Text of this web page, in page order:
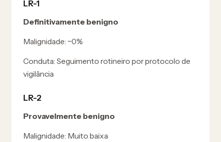
LR-1
Definitivamente benigno
Malignidade: ~0%
Conduta: Seguimento rotineiro por protocolo de
vigilância
LR-2
Provavelmente benigno
Malignidade: Muito baixa